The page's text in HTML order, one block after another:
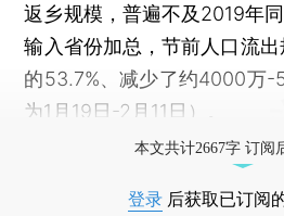
返乡规模，普遍不及2019年
输入省份加总，节前人口流
的53.7%、减少了约4000万-
为1月19日-2月11日）。
本文共计2667字 订阅
登录 后获取已订阅